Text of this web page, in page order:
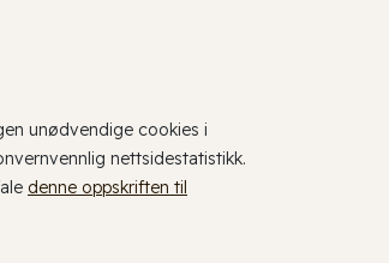
unødvendige cookies i
nettsidestatistikk.
denne oppskriften til